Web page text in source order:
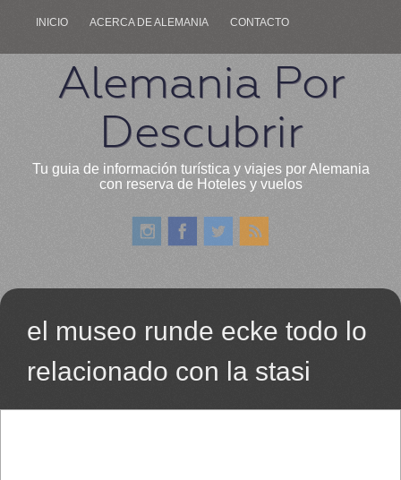
INICIO ACERCA DE ALEMANIA CONTACTO
Alemania Por
Descubrir
Tu guia de información turística y viajes por Alemania
con reserva de Hoteles y vuelos
el museo runde ecke todo lo
relacionado con la stasi